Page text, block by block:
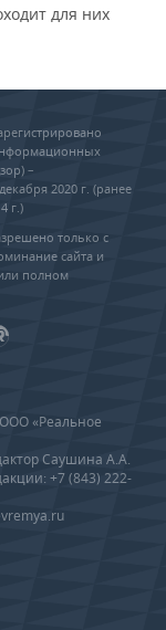
для них
–
2020 г. (ранее
г.)
только с
сайта и
полном
«Реальное
Саушина А.А.
+7 (843) 222-